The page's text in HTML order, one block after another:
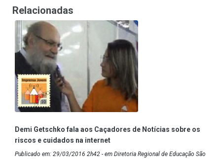
Relacionadas
Demi Getschko fala aos Caçadores de Notícias sobre os
riscos e cuidados na internet
Publicado em: 29/03/2016 2h42 - em Diretoria Regional de Educação São